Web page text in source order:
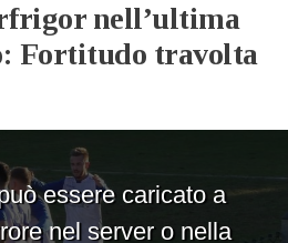
nell’ultima
Fortitudo travolta